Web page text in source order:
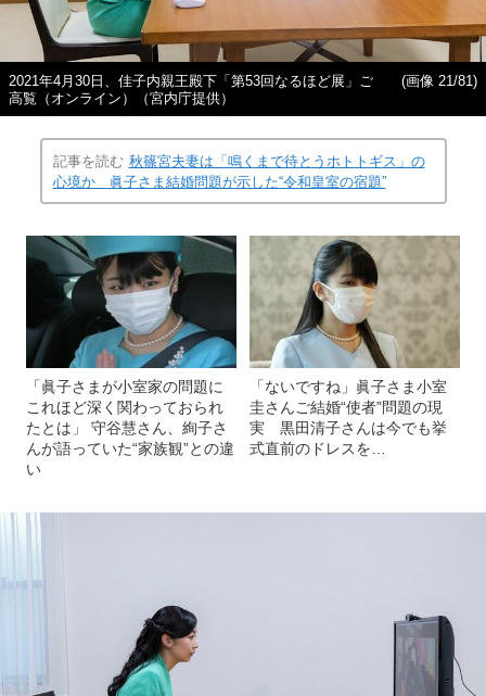
2021年4月30日、佳子内親王殿下「第53回なるほど展」ご
高覧（オンライン）（宮内庁提供）
(画像 21/81)
記事を読む 秋篠宮夫妻は「鳴くまで待とうホトトギス」の
心境か 眞子さま結婚問題が示した“令和皇室の宿題”
「眞子さまが小室家の問題に
これほど深く関わっておられ
たとは」 守谷慧さん、絢子さ
んが語っていた“家族観”との違
い
「ないですね」眞子さま小室
圭さんご結婚“使者”問題の現
実 黒田清子さんは今でも挙
式直前のドレスを…